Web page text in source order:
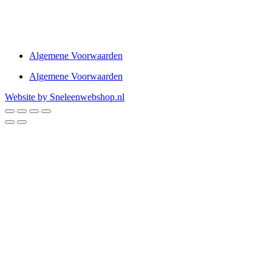
Algemene Voorwaarden
Algemene Voorwaarden
Website by Sneleenwebshop.nl